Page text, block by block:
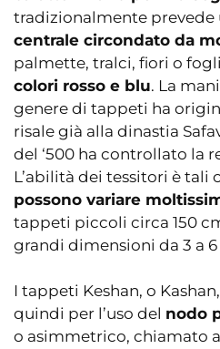
tradizionalmente prevede
centrale circondato da
palmette, tralci, fiori o
colori rosso e blu. La
genere di tappeti ha
risale già alla dinastia
del ‘500 ha controllato la
L’abilità dei tessitori è tali
possono variare
tappeti piccoli circa 150
grandi dimensioni da 3 a
I tappeti Keshan, o
quindi per l’uso del nodo
o asimmetrico, chiamato